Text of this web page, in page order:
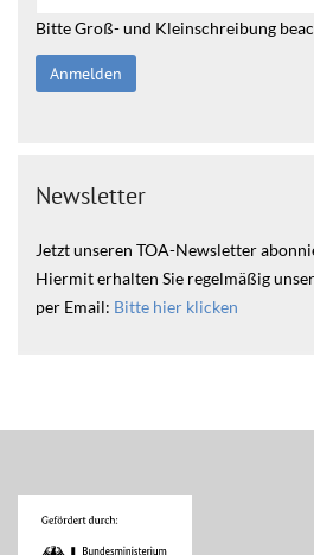
Bitte Groß- und Kleinschreibung
Newsletter
Jetzt unseren TOA-Newsletter
Hiermit erhalten Sie regelmäßig
per Email: Bitte hier klicken